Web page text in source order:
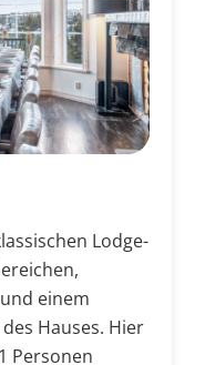
Lodge-
einem
Hauses. Hier
Personen